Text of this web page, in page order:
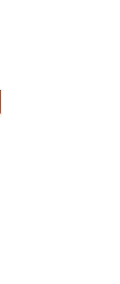
Sumbar, Irman Gusman,